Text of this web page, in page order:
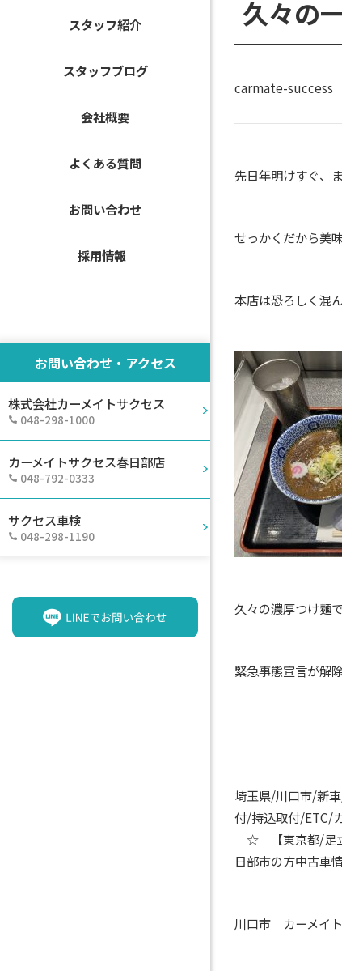
スタッフ紹介
スタッフブログ
会社概要
よくある質問
お問い合わせ
採用情報
お問い合わせ・アクセス
株式会社カーメイトサクセス
048-298-1000
カーメイトサクセス春日部店
048-792-0333
サクセス車検
048-298-1190
久々の
carmate-success
先日年明けすぐ、
せっかくだから美
本店は恐ろしく混
久々の濃厚つけ麺
緊急事態宣言が解
埼玉県/川口市/新
付/持込取付/ETC/
☆ 【東京都/足立
日部市の方中古車
川口市 カーメイト